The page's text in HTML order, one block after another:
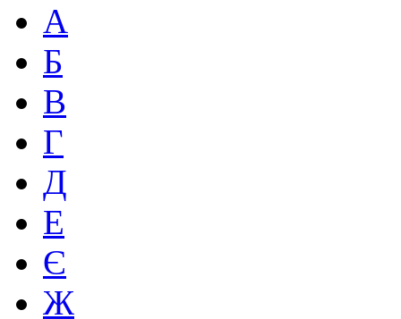
А
Б
В
Г
Д
Е
Є
Ж